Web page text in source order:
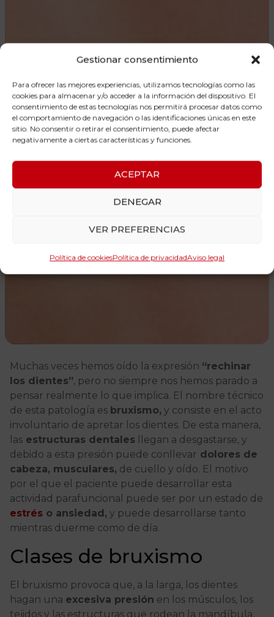
Gestionar consentimiento
Para ofrecer las mejores experiencias, utilizamos tecnologías como las
cookies para almacenar y/o acceder a la información del dispositivo. El
consentimiento de estas tecnologías nos permitirá procesar datos como
el comportamiento de navegación o las identificaciones únicas en este
sitio. No consentir o retirar el consentimiento, puede afectar
negativamente a ciertas características y funciones.
ACEPTAR
DENEGAR
VER PREFERENCIAS
Política de cookiesPolítica de privacidadAviso legal
Muchas veces hemos oído la expresión “rechinar
los dientes”, pero no siempre nos hemos parado a
pensar realmente lo que implica. El nombre técnico
de esta patología es bruxismo, y consiste en el acto
involuntario de apretar los dientes. De esta manera,
las estructuras dentales llegan a desgastarse, y
debido a esta presión puede conllevar dolores de
cabeza, musculares, de cuello y oído. El motivo
por el que el paciente puede desarrollar esta
actividad parafuncional puede ser por un estado de
estrés o ansiedad, y puede desarrollarse tanto
mientras duerme como de día.
Clases de bruxismo
El bruxismo provoca que, a la larga, los dientes
hagan una excesiva presión en los músculos, los
tejidos y las estructuras que rodean la mandíbula,